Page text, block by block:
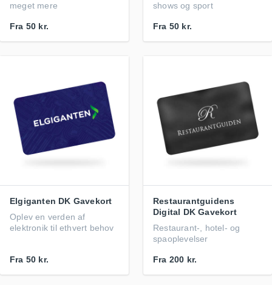
meget mere
Fra 50 kr.
shows og sport
Fra 50 kr.
Elgiganten DK Gavekort
Oplev en verden af
elektronik til ethvert behov
Fra 50 kr.
Restaurantguidens
Digital DK Gavekort
Restaurant-, hotel- og
spaoplevelser
Fra 200 kr.